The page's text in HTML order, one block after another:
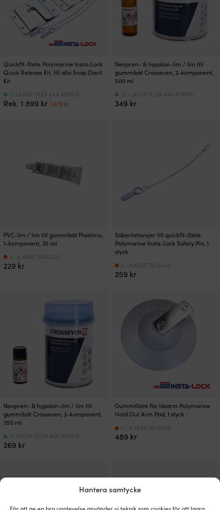
Hantera samtycke
Quickfit-fäste Polymarine Insta-Lock
Quick Release Kit, till alla Snap Davit
Kit
Rek. 1 899 krDet
1 679 krDet
1 I LAGER (FLER KAN KÖPAS)
Neopren- & hypalon-lim / lim till
gummibåt Crosseven, 2-komponent,
500 ml
349 kr
10 I LAGER (FLER KAN KÖPAS)
PVC-lim / lim till gummibåt Plastimo,
1-komponent, 35 ml
229 kr
3 - 6 ARBETSDAGAR
Säkerhetsvajer till quickfit-fäste
Polymarine Insta-Lock Safety Pin, 1
styck
259 kr
3 - 6 ARBETSDAGAR
Neopren- & hypalon-lim / lim till
gummibåt Crosseven, 2-komponent,
250 ml
269 kr
3 I LAGER (FLER KAN KÖPAS)
Gummifäste för låsarm Polymarine
Hold Out Arm Pad, 1 styck
489 kr
3 - 6 ARBETSDAGAR